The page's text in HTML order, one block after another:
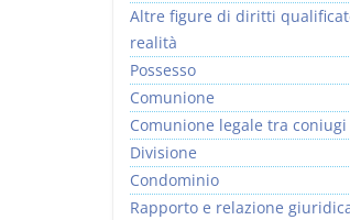
Altre figure di diritti
realità
Possesso
Comunione
Comunione legale tra coniugi
Divisione
Condominio
Rapporto e relazione